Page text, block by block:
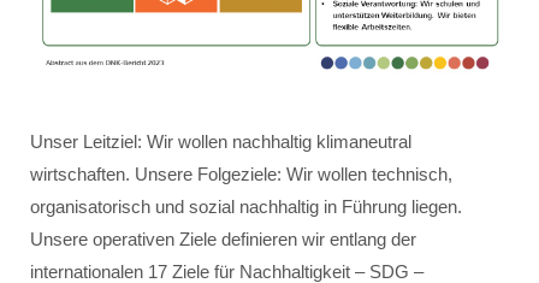
Unser Leitziel: Wir wollen nachhaltig klimaneutral
wirtschaften. Unsere Folgeziele: Wir wollen technisch,
organisatorisch und sozial nachhaltig in Führung liegen.
Unsere operativen Ziele definieren wir entlang der
internationalen 17 Ziele für Nachhaltigkeit – SDG –